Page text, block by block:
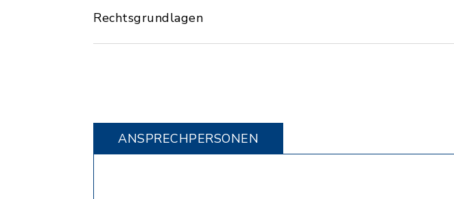
Rechtsgrundlagen
ANSPRECHPERSONEN